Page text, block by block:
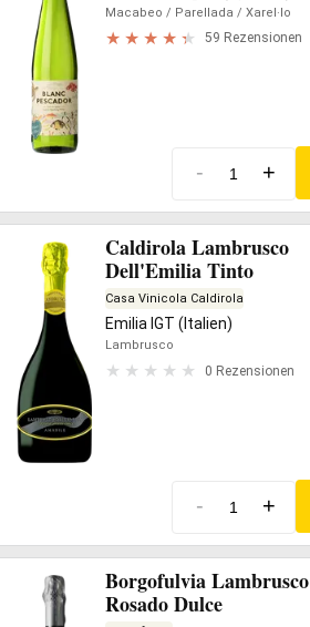
Macabeo / Parellada / Xarel·lo
59 Rezensionen
- +
Caldirola Lambrusco
Dell'Emilia Tinto
Casa Vinicola Caldirola
Emilia IGT (Italien)
Lambrusco
0 Rezensionen
- +
Borgofulvia Lambrusco
Rosado Dulce